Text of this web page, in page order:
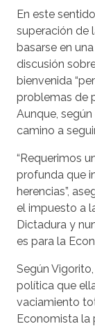
En este
superación de
basarse en
discusión
bienvenida
problemas de
Aunque,
camino a
“Requerimos
profunda que
herencias”,
el impuesto a
Dictadura y
es para la
Según
política que
vaciamiento
Economista la